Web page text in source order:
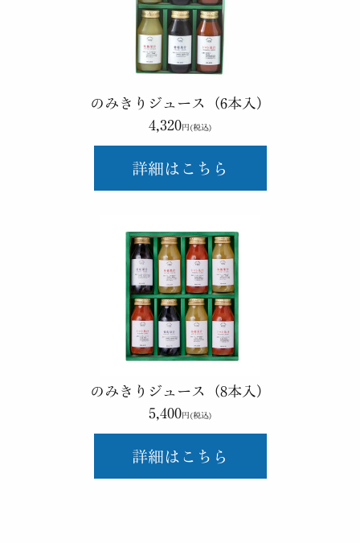
のみきりジュース（6本入）
4,320円(税込)
詳細はこちら
のみきりジュース（8本入）
5,400円(税込)
詳細はこちら